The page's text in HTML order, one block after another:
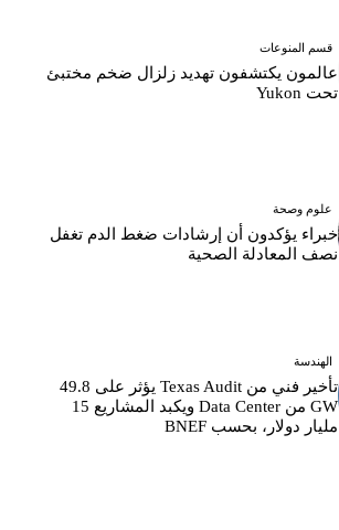
قسم المنوعات
عالمون يكتشفون تهديد زلزال ضخم مختبئ
تحت Yukon
علوم وصحة
خبراء يؤكدون أن إرشادات ضغط الدم تغفل
نصف المعادلة الصحية
الهندسة
تأخير فني من Texas Audit يؤثر على 49.8
GW من Data Center ويكبد المشاريع 15
مليار دولار، بحسب BNEF